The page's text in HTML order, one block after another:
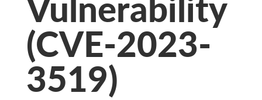
Vulnerability
(CVE-2023-
3519)